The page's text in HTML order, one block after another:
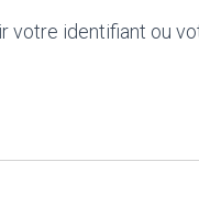
votre identifiant ou